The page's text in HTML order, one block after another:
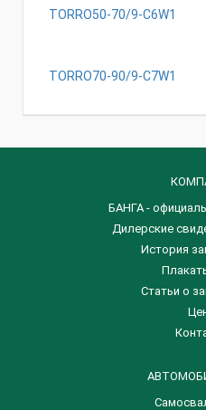
ТОRRО50-70/9-С6W1
ТОRRО70-90/9-С7W1
БАНГА -
Дилерские
История
Статьи о